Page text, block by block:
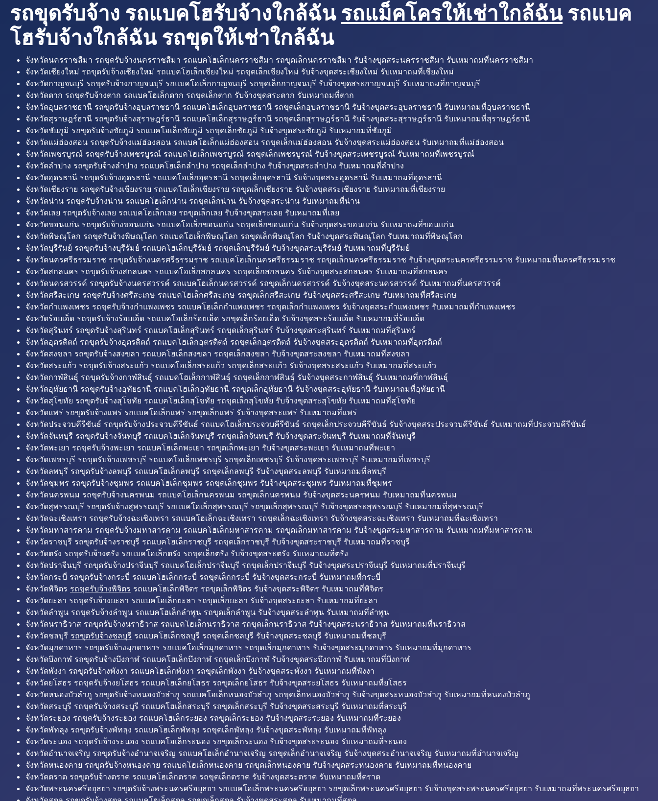
รถขุดรับจ้าง รถแบคโฮรับจ้างใกล้ฉัน รถแม็คโครให้เช่าใกล้ฉันรถแบค
โฮรับจ้างใกล้ฉัน รถขุดให้เช่าใกล้ฉัน
จังหวัดนครราชสีมา รถขุดรับจ้างนครราชสีมา รถแบคโฮเล็กนครราชสีมา รถขุดเล็กนครราชสีมา รับจ้างขุดสระนครราชสีมา รับเหมาถมที่นครราชสีมา
จังหวัดเชียงใหม่ รถขุดรับจ้างเชียงใหม่ รถแบคโฮเล็กเชียงใหม่ รถขุดเล็กเชียงใหม่ รับจ้างขุดสระเชียงใหม่ รับเหมาถมที่เชียงใหม่
จังหวัดกาญจนบุรี รถขุดรับจ้างกาญจนบุรี รถแบคโฮเล็กกาญจนบุรี รถขุดเล็กกาญจนบุรี รับจ้างขุดสระกาญจนบุรี รับเหมาถมที่กาญจนบุรี
จังหวัดตาก รถขุดรับจ้างตาก รถแบคโฮเล็กตาก รถขุดเล็กตาก รับจ้างขุดสระตาก รับเหมาถมที่ตาก
จังหวัดอุบลราชธานี รถขุดรับจ้างอุบลราชธานี รถแบคโฮเล็กอุบลราชธานี รถขุดเล็กอุบลราชธานี รับจ้างขุดสระอุบลราชธานี รับเหมาถมที่อุบลราชธานี
จังหวัดสุราษฎร์ธานี รถขุดรับจ้างสุราษฎร์ธานี รถแบคโฮเล็กสุราษฎร์ธานี รถขุดเล็กสุราษฎร์ธานี รับจ้างขุดสระสุราษฎร์ธานี รับเหมาถมที่สุราษฎร์ธานี
จังหวัดชัยภูมิ รถขุดรับจ้างชัยภูมิ รถแบคโฮเล็กชัยภูมิ รถขุดเล็กชัยภูมิ รับจ้างขุดสระชัยภูมิ รับเหมาถมที่ชัยภูมิ
จังหวัดแม่ฮ่องสอน รถขุดรับจ้างแม่ฮ่องสอน รถแบคโฮเล็กแม่ฮ่องสอน รถขุดเล็กแม่ฮ่องสอน รับจ้างขุดสระแม่ฮ่องสอน รับเหมาถมที่แม่ฮ่องสอน
จังหวัดเพชรบูรณ์ รถขุดรับจ้างเพชรบูรณ์ รถแบคโฮเล็กเพชรบูรณ์ รถขุดเล็กเพชรบูรณ์ รับจ้างขุดสระเพชรบูรณ์ รับเหมาถมที่เพชรบูรณ์
จังหวัดลำปาง รถขุดรับจ้างลำปาง รถแบคโฮเล็กลำปาง รถขุดเล็กลำปาง รับจ้างขุดสระลำปาง รับเหมาถมที่ลำปาง
จังหวัดอุดรธานี รถขุดรับจ้างอุดรธานี รถแบคโฮเล็กอุดรธานี รถขุดเล็กอุดรธานี รับจ้างขุดสระอุดรธานี รับเหมาถมที่อุดรธานี
จังหวัดเชียงราย รถขุดรับจ้างเชียงราย รถแบคโฮเล็กเชียงราย รถขุดเล็กเชียงราย รับจ้างขุดสระเชียงราย รับเหมาถมที่เชียงราย
จังหวัดน่าน รถขุดรับจ้างน่าน รถแบคโฮเล็กน่าน รถขุดเล็กน่าน รับจ้างขุดสระน่าน รับเหมาถมที่น่าน
จังหวัดเลย รถขุดรับจ้างเลย รถแบคโฮเล็กเลย รถขุดเล็กเลย รับจ้างขุดสระเลย รับเหมาถมที่เลย
จังหวัดขอนแก่น รถขุดรับจ้างขอนแก่น รถแบคโฮเล็กขอนแก่น รถขุดเล็กขอนแก่น รับจ้างขุดสระขอนแก่น รับเหมาถมที่ขอนแก่น
จังหวัดพิษณุโลก รถขุดรับจ้างพิษณุโลก รถแบคโฮเล็กพิษณุโลก รถขุดเล็กพิษณุโลก รับจ้างขุดสระพิษณุโลก รับเหมาถมที่พิษณุโลก
จังหวัดบุรีรัมย์ รถขุดรับจ้างบุรีรัมย์ รถแบคโฮเล็กบุรีรัมย์ รถขุดเล็กบุรีรัมย์ รับจ้างขุดสระบุรีรัมย์ รับเหมาถมที่บุรีรัมย์
จังหวัดนครศรีธรรมราช รถขุดรับจ้างนครศรีธรรมราช รถแบคโฮเล็กนครศรีธรรมราช รถขุดเล็กนครศรีธรรมราช รับจ้างขุดสระนครศรีธรรมราช รับเหมาถมที่นครศรีธรรมราช
จังหวัดสกลนคร รถขุดรับจ้างสกลนคร รถแบคโฮเล็กสกลนคร รถขุดเล็กสกลนคร รับจ้างขุดสระสกลนคร รับเหมาถมที่สกลนคร
จังหวัดนครสวรรค์ รถขุดรับจ้างนครสวรรค์ รถแบคโฮเล็กนครสวรรค์ รถขุดเล็กนครสวรรค์ รับจ้างขุดสระนครสวรรค์ รับเหมาถมที่นครสวรรค์
จังหวัดศรีสะเกษ รถขุดรับจ้างศรีสะเกษ รถแบคโฮเล็กศรีสะเกษ รถขุดเล็กศรีสะเกษ รับจ้างขุดสระศรีสะเกษ รับเหมาถมที่ศรีสะเกษ
จังหวัดกำแพงเพชร รถขุดรับจ้างกำแพงเพชร รถแบคโฮเล็กกำแพงเพชร รถขุดเล็กกำแพงเพชร รับจ้างขุดสระกำแพงเพชร รับเหมาถมที่กำแพงเพชร
จังหวัดร้อยเอ็ด รถขุดรับจ้างร้อยเอ็ด รถแบคโฮเล็กร้อยเอ็ด รถขุดเล็กร้อยเอ็ด รับจ้างขุดสระร้อยเอ็ด รับเหมาถมที่ร้อยเอ็ด
จังหวัดสุรินทร์ รถขุดรับจ้างสุรินทร์ รถแบคโฮเล็กสุรินทร์ รถขุดเล็กสุรินทร์ รับจ้างขุดสระสุรินทร์ รับเหมาถมที่สุรินทร์
จังหวัดอุตรดิตถ์ รถขุดรับจ้างอุตรดิตถ์ รถแบคโฮเล็กอุตรดิตถ์ รถขุดเล็กอุตรดิตถ์ รับจ้างขุดสระอุตรดิตถ์ รับเหมาถมที่อุตรดิตถ์
จังหวัดสงขลา รถขุดรับจ้างสงขลา รถแบคโฮเล็กสงขลา รถขุดเล็กสงขลา รับจ้างขุดสระสงขลา รับเหมาถมที่สงขลา
จังหวัดสระแก้ว รถขุดรับจ้างสระแก้ว รถแบคโฮเล็กสระแก้ว รถขุดเล็กสระแก้ว รับจ้างขุดสระสระแก้ว รับเหมาถมที่สระแก้ว
จังหวัดกาฬสินธุ์ รถขุดรับจ้างกาฬสินธุ์ รถแบคโฮเล็กกาฬสินธุ์ รถขุดเล็กกาฬสินธุ์ รับจ้างขุดสระกาฬสินธุ์ รับเหมาถมที่กาฬสินธุ์
จังหวัดอุทัยธานี รถขุดรับจ้างอุทัยธานี รถแบคโฮเล็กอุทัยธานี รถขุดเล็กอุทัยธานี รับจ้างขุดสระอุทัยธานี รับเหมาถมที่อุทัยธานี
จังหวัดสุโขทัย รถขุดรับจ้างสุโขทัย รถแบคโฮเล็กสุโขทัย รถขุดเล็กสุโขทัย รับจ้างขุดสระสุโขทัย รับเหมาถมที่สุโขทัย
จังหวัดแพร่ รถขุดรับจ้างแพร่ รถแบคโฮเล็กแพร่ รถขุดเล็กแพร่ รับจ้างขุดสระแพร่ รับเหมาถมที่แพร่
จังหวัดประจวบคีรีขันธ์ รถขุดรับจ้างประจวบคีรีขันธ์ รถแบคโฮเล็กประจวบคีรีขันธ์ รถขุดเล็กประจวบคีรีขันธ์ รับจ้างขุดสระประจวบคีรีขันธ์ รับเหมาถมที่ประจวบคีรีขันธ์
จังหวัดจันทบุรี รถขุดรับจ้างจันทบุรี รถแบคโฮเล็กจันทบุรี รถขุดเล็กจันทบุรี รับจ้างขุดสระจันทบุรี รับเหมาถมที่จันทบุรี
จังหวัดพะเยา รถขุดรับจ้างพะเยา รถแบคโฮเล็กพะเยา รถขุดเล็กพะเยา รับจ้างขุดสระพะเยา รับเหมาถมที่พะเยา
จังหวัดเพชรบุรี รถขุดรับจ้างเพชรบุรี รถแบคโฮเล็กเพชรบุรี รถขุดเล็กเพชรบุรี รับจ้างขุดสระเพชรบุรี รับเหมาถมที่เพชรบุรี
จังหวัดลพบุรี รถขุดรับจ้างลพบุรี รถแบคโฮเล็กลพบุรี รถขุดเล็กลพบุรี รับจ้างขุดสระลพบุรี รับเหมาถมที่ลพบุรี
จังหวัดชุมพร รถขุดรับจ้างชุมพร รถแบคโฮเล็กชุมพร รถขุดเล็กชุมพร รับจ้างขุดสระชุมพร รับเหมาถมที่ชุมพร
จังหวัดนครพนม รถขุดรับจ้างนครพนม รถแบคโฮเล็กนครพนม รถขุดเล็กนครพนม รับจ้างขุดสระนครพนม รับเหมาถมที่นครพนม
จังหวัดสุพรรณบุรี รถขุดรับจ้างสุพรรณบุรี รถแบคโฮเล็กสุพรรณบุรี รถขุดเล็กสุพรรณบุรี รับจ้างขุดสระสุพรรณบุรี รับเหมาถมที่สุพรรณบุรี
จังหวัดฉะเชิงเทรา รถขุดรับจ้างฉะเชิงเทรา รถแบคโฮเล็กฉะเชิงเทรา รถขุดเล็กฉะเชิงเทรา รับจ้างขุดสระฉะเชิงเทรา รับเหมาถมที่ฉะเชิงเทรา
จังหวัดมหาสารคาม รถขุดรับจ้างมหาสารคาม รถแบคโฮเล็กมหาสารคาม รถขุดเล็กมหาสารคาม รับจ้างขุดสระมหาสารคาม รับเหมาถมที่มหาสารคาม
จังหวัดราชบุรี รถขุดรับจ้างราชบุรี รถแบคโฮเล็กราชบุรี รถขุดเล็กราชบุรี รับจ้างขุดสระราชบุรี รับเหมาถมที่ราชบุรี
จังหวัดตรัง รถขุดรับจ้างตรัง รถแบคโฮเล็กตรัง รถขุดเล็กตรัง รับจ้างขุดสระตรัง รับเหมาถมที่ตรัง
จังหวัดปราจีนบุรี รถขุดรับจ้างปราจีนบุรี รถแบคโฮเล็กปราจีนบุรี รถขุดเล็กปราจีนบุรี รับจ้างขุดสระปราจีนบุรี รับเหมาถมที่ปราจีนบุรี
จังหวัดกระบี่ รถขุดรับจ้างกระบี่ รถแบคโฮเล็กกระบี่ รถขุดเล็กกระบี่ รับจ้างขุดสระกระบี่ รับเหมาถมที่กระบี่
จังหวัดพิจิตร รถขุดรับจ้างพิจิตร รถแบคโฮเล็กพิจิตร รถขุดเล็กพิจิตร รับจ้างขุดสระพิจิตร รับเหมาถมที่พิจิตร
จังหวัดยะลา รถขุดรับจ้างยะลา รถแบคโฮเล็กยะลา รถขุดเล็กยะลา รับจ้างขุดสระยะลา รับเหมาถมที่ยะลา
จังหวัดลำพูน รถขุดรับจ้างลำพูน รถแบคโฮเล็กลำพูน รถขุดเล็กลำพูน รับจ้างขุดสระลำพูน รับเหมาถมที่ลำพูน
จังหวัดนราธิวาส รถขุดรับจ้างนราธิวาส รถแบคโฮเล็กนราธิวาส รถขุดเล็กนราธิวาส รับจ้างขุดสระนราธิวาส รับเหมาถมที่นราธิวาส
จังหวัดชลบุรี รถขุดรับจ้างชลบุรี รถแบคโฮเล็กชลบุรี รถขุดเล็กชลบุรี รับจ้างขุดสระชลบุรี รับเหมาถมที่ชลบุรี
จังหวัดมุกดาหาร รถขุดรับจ้างมุกดาหาร รถแบคโฮเล็กมุกดาหาร รถขุดเล็กมุกดาหาร รับจ้างขุดสระมุกดาหาร รับเหมาถมที่มุกดาหาร
จังหวัดบึงกาฬ รถขุดรับจ้างบึงกาฬ รถแบคโฮเล็กบึงกาฬ รถขุดเล็กบึงกาฬ รับจ้างขุดสระบึงกาฬ รับเหมาถมที่บึงกาฬ
จังหวัดพังงา รถขุดรับจ้างพังงา รถแบคโฮเล็กพังงา รถขุดเล็กพังงา รับจ้างขุดสระพังงา รับเหมาถมที่พังงา
จังหวัดยโสธร รถขุดรับจ้างยโสธร รถแบคโฮเล็กยโสธร รถขุดเล็กยโสธร รับจ้างขุดสระยโสธร รับเหมาถมที่ยโสธร
จังหวัดหนองบัวลำภู รถขุดรับจ้างหนองบัวลำภู รถแบคโฮเล็กหนองบัวลำภู รถขุดเล็กหนองบัวลำภู รับจ้างขุดสระหนองบัวลำภู รับเหมาถมที่หนองบัวลำภู
จังหวัดสระบุรี รถขุดรับจ้างสระบุรี รถแบคโฮเล็กสระบุรี รถขุดเล็กสระบุรี รับจ้างขุดสระสระบุรี รับเหมาถมที่สระบุรี
จังหวัดระยอง รถขุดรับจ้างระยอง รถแบคโฮเล็กระยอง รถขุดเล็กระยอง รับจ้างขุดสระระยอง รับเหมาถมที่ระยอง
จังหวัดพัทลุง รถขุดรับจ้างพัทลุง รถแบคโฮเล็กพัทลุง รถขุดเล็กพัทลุง รับจ้างขุดสระพัทลุง รับเหมาถมที่พัทลุง
จังหวัดระนอง รถขุดรับจ้างระนอง รถแบคโฮเล็กระนอง รถขุดเล็กระนอง รับจ้างขุดสระระนอง รับเหมาถมที่ระนอง
จังหวัดอำนาจเจริญ รถขุดรับจ้างอำนาจเจริญ รถแบคโฮเล็กอำนาจเจริญ รถขุดเล็กอำนาจเจริญ รับจ้างขุดสระอำนาจเจริญ รับเหมาถมที่อำนาจเจริญ
จังหวัดหนองคาย รถขุดรับจ้างหนองคาย รถแบคโฮเล็กหนองคาย รถขุดเล็กหนองคาย รับจ้างขุดสระหนองคาย รับเหมาถมที่หนองคาย
จังหวัดตราด รถขุดรับจ้างตราด รถแบคโฮเล็กตราด รถขุดเล็กตราด รับจ้างขุดสระตราด รับเหมาถมที่ตราด
จังหวัดพระนครศรีอยุธยา รถขุดรับจ้างพระนครศรีอยุธยา รถแบคโฮเล็กพระนครศรีอยุธยา รถขุดเล็กพระนครศรีอยุธยา รับจ้างขุดสระพระนครศรีอยุธยา รับเหมาถมที่พระนครศรีอยุธยา